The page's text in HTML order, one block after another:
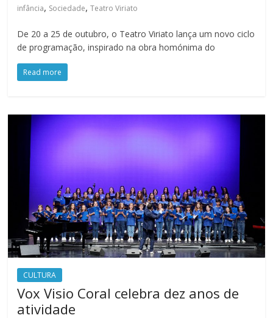
infância, Sociedade,Teatro Viriato
De 20 a 25 de outubro, o Teatro Viriato lança um novo ciclo
de programação, inspirado na obra homónima do
Read more
CULTURA
Vox Visio Coral celebra dez anos de
atividade